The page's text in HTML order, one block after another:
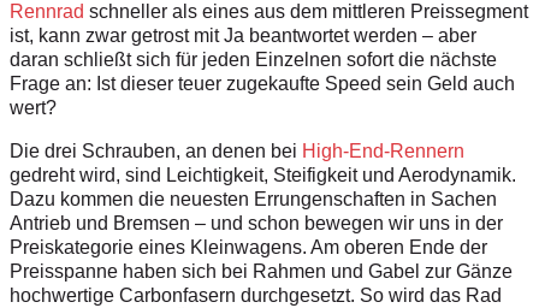
Rennrad schneller als eines aus dem mittleren Preissegment
ist, kann zwar getrost mit Ja beantwortet werden – aber
daran schließt sich für jeden Einzelnen sofort die nächste
Frage an: Ist dieser teuer zugekaufte Speed sein Geld auch
wert?
Die drei Schrauben, an denen bei High-End-Rennern
gedreht wird, sind Leichtigkeit, Steifigkeit und Aerodynamik.
Dazu kommen die neuesten Errungenschaften in Sachen
Antrieb und Bremsen – und schon bewegen wir uns in der
Preiskategorie eines Kleinwagens. Am oberen Ende der
Preisspanne haben sich bei Rahmen und Gabel zur Gänze
hochwertige Carbonfasern durchgesetzt. So wird das Rad